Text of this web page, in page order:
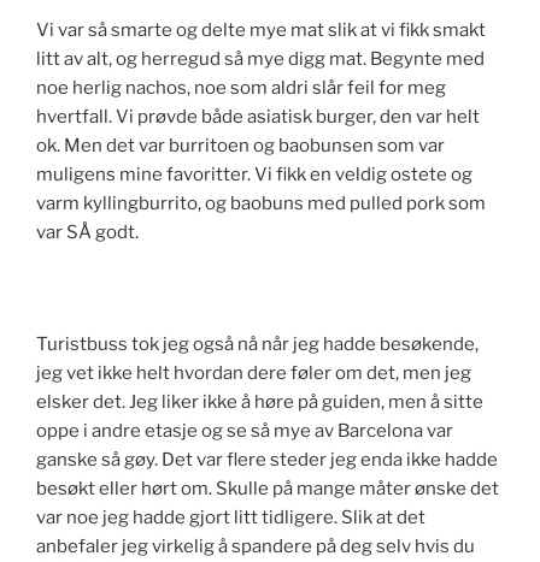
Vi var så smarte og delte mye mat slik at vi fikk smakt
litt av alt, og herregud så mye digg mat. Begynte med
noe herlig nachos, noe som aldri slår feil for meg
hvertfall. Vi prøvde både asiatisk burger, den var helt
ok. Men det var burritoen og baobunsen som var
muligens mine favoritter. Vi fikk en veldig ostete og
varm kyllingburrito, og baobuns med pulled pork som
var SÅ godt.
Turistbuss tok jeg også nå når jeg hadde besøkende,
jeg vet ikke helt hvordan dere føler om det, men jeg
elsker det. Jeg liker ikke å høre på guiden, men å sitte
oppe i andre etasje og se så mye av Barcelona var
ganske så gøy. Det var flere steder jeg enda ikke hadde
besøkt eller hørt om. Skulle på mange måter ønske det
var noe jeg hadde gjort litt tidligere. Slik at det
anbefaler jeg virkelig å spandere på deg selv hvis du